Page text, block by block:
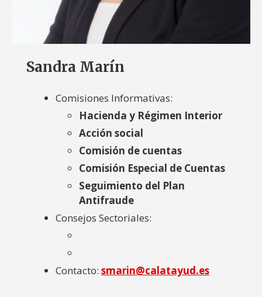
Sandra Marín
Comisiones Informativas:
Hacienda y Régimen Interior
Acción social
Comisión de cuentas
Comisión Especial de Cuentas
Seguimiento del Plan
Antifraude
Consejos Sectoriales:
Contacto: smarin@calatayud.es